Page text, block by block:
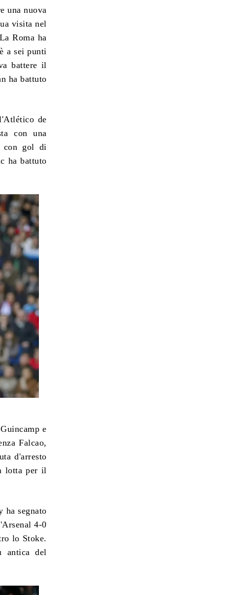
una nuova
visita nel
Roma ha
a sei punti
battere il
ha battuto
de
con una
con gol di
ha battuto
e
Falcao,
d'arresto
lotta per il
ha segnato
4-0
lo Stoke.
antica del